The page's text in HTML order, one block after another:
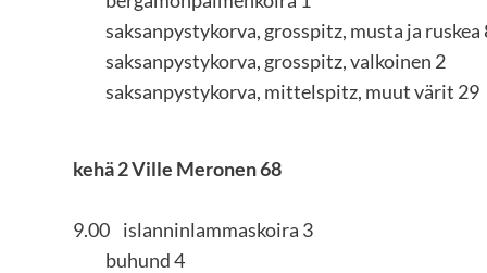
saksanpystykorva, grosspitz, musta ja ruskea
saksanpystykorva, grosspitz, valkoinen 2
saksanpystykorva, mittelspitz, muut värit 29
kehä 2 Ville Meronen 68
9.00 islanninlammaskoira 3
buhund 4